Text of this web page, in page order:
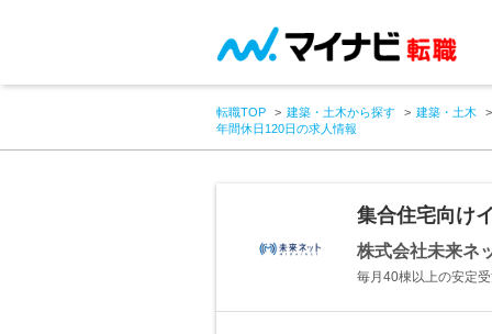
転職TOP 建築・土木から探す
建築・土木
年間休日120日の求人情報
集合住宅向け
株式会社未来ネ
毎月40棟以上の安定